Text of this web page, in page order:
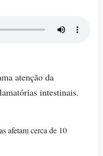
atenção da
intestinais.
afetam cerca de 10